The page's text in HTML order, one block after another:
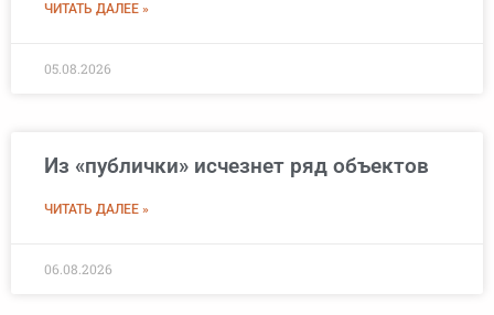
ЧИТАТЬ ДАЛЕЕ »
05.08.2026
Из «публички» исчезнет ряд объектов
ЧИТАТЬ ДАЛЕЕ »
06.08.2026